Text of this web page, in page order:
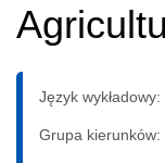
Język wykładowy:
Grupa kierunków: